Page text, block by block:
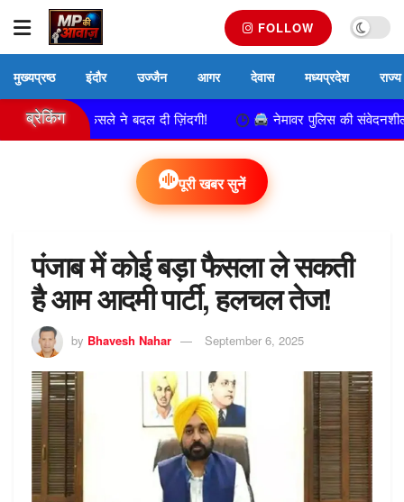
FOLLOW
मुख्यप्रष्ठ इंदौर उज्जैन आगर देवास मध्यप्रदेश राज्य
ब्रेकिंग
के फैसले ने बदल दी ज़िंदगी! नेमावर पुलिस की संवेदनशील पहल,
पूरी खबर सुनें
पंजाब में कोई बड़ा फैसला ले सकती
है आम आदमी पार्टी, हलचल तेज!
by Bhavesh Nahar September 6, 2025